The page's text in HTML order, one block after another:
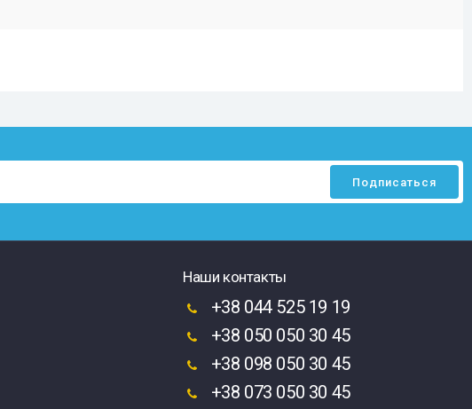
Наши контакты
+38 044 525 19 19
+38 050 050 30 45
+38 098 050 30 45
+38 073 050 30 45